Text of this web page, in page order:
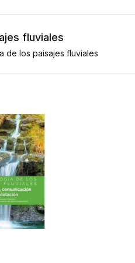
fluviales
de los paisajes fluviales